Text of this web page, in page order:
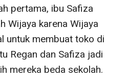
pertama, ibu Safiza
Wijaya karena Wijaya
untuk membuat toko di
Regan dan Safiza jadi
mereka beda sekolah.